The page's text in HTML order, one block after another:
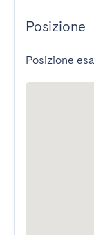
Posizione
Posizione